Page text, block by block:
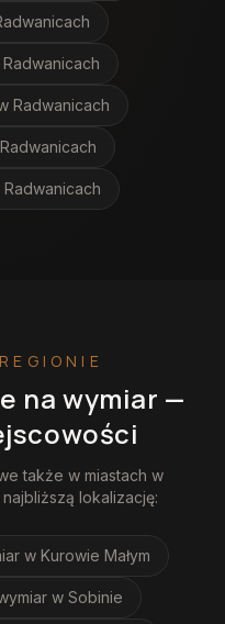
Radwanicach
Radwanicach
na wymiar —
także w miastach w
lokalizację:
w Kurowie Małym
w Sobinie